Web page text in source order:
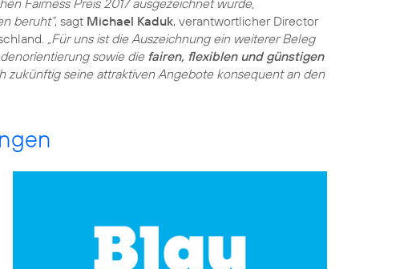
Fairness Preis 2017 ausgezeichnet wurde,
beruht“, sagt Michael Kaduk, verantwortlicher Director
„Für uns ist die Auszeichnung ein weiterer Beleg
sowie diefairen, flexiblen und günstigen
zukünftig seine attraktiven Angebote konsequent an den